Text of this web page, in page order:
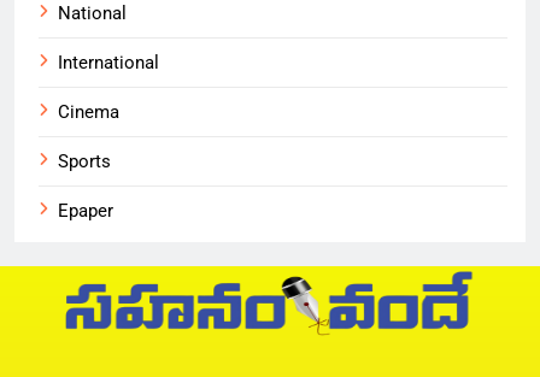
National
International
Cinema
Sports
Epaper